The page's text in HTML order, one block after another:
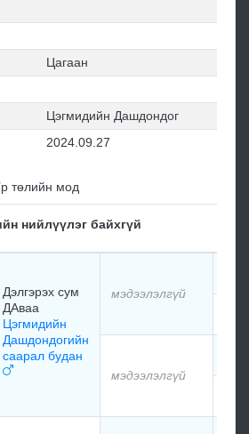
Цагаан
Цэгмидийн Дашдондог
2024.09.27
төлийн мод
нийлүүлэг байхгүй
Дэлгэрэх сум
ДАваа
Цэгмидийн
Дашдондогийн
саарал будан
мэдээлэлгүй
мэдээлэлгүй